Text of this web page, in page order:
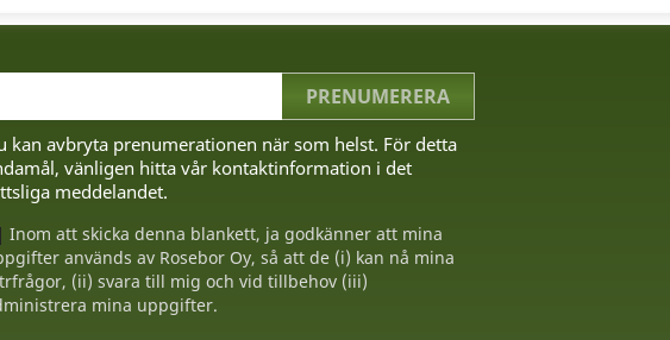
kan avbryta prenumerationen när som helst. För detta
vänligen hitta vår kontaktinformation i det
meddelandet.
Inom att skicka denna blankett, ja godkänner att mina
används av Rosebor Oy, så att de (i) kan nå mina
(ii) svara till mig och vid tillbehov (iii)
mina uppgifter.